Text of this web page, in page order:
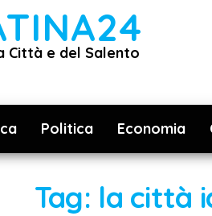
Città e del Salento
Politica Economia
Tag: la città